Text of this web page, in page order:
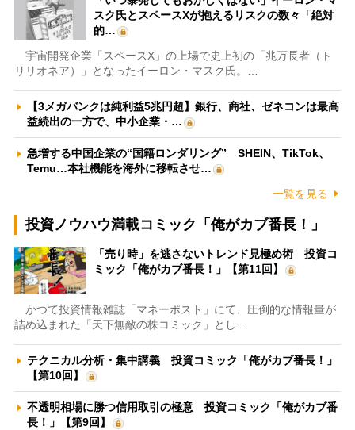
スク氏とスペースXが抱えるリスクの数々「絶対
的…
宇宙開発企業「スペースX」の上場で史上初の「兆万長者（ト
リリオネア）」となったイーロン・マスク氏。…
【3メガバンクは純利益5兆円超】銀行、商社、ゼネコンは最高
益続出の一方で、中小企業・…
急増する中国企業の“国籍ロンダリング” SHEIN、TikTok、
Temu…本社機能を海外に移転させ…
一覧を見る
投資ノウハウ満載コミック「俺がカブ番長！」
「売り時」を逃さないトレンド見極め術 投資コ
ミック「俺がカブ番長！」【第11回】
かつて投資情報雑誌「マネーポスト」にて、圧倒的な情報量が
詰め込まれた「天下無敵の株コミック」とし…
テクニカル分析・集中講義 投資コミック「俺がカブ番長！」
【第10回】
不透明相場に勝つ信用取引の極意 投資コミック「俺がカブ番
長！」【第9回】